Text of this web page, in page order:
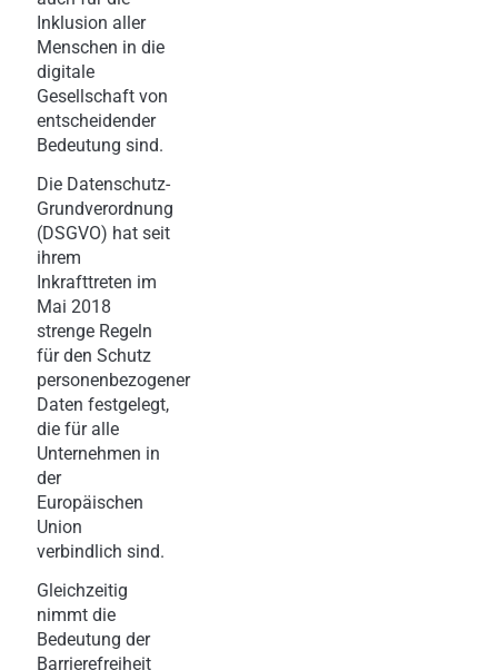
Inklusion aller
Menschen in die
digitale
Gesellschaft von
entscheidender
Bedeutung sind.
Die Datenschutz-
Grundverordnung
(DSGVO) hat seit
ihrem
Inkrafttreten im
Mai 2018
strenge Regeln
für den Schutz
personenbezogener
Daten festgelegt,
die für alle
Unternehmen in
der
Europäischen
Union
verbindlich sind.
Gleichzeitig
nimmt die
Bedeutung der
Barrierefreiheit